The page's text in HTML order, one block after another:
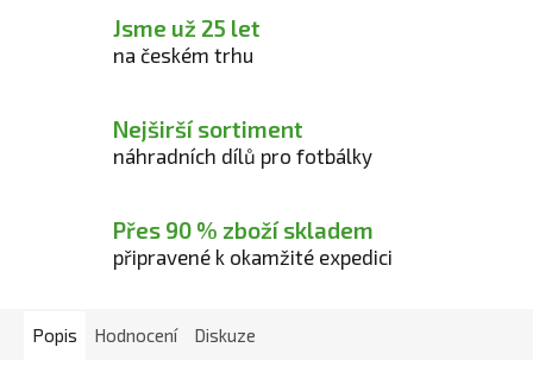
Jsme už 25 let
na českém trhu
Nejširší sortiment
náhradních dílů pro fotbálky
Přes 90 % zboží skladem
připravené k okamžité expedici
Popis Hodnocení Diskuze